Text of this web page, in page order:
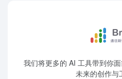
我们将更多的 AI 工具带到你
未来的创作与